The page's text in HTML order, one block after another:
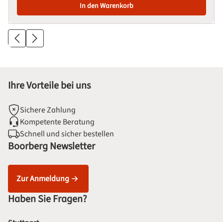
In den Warenkorb
Ihre Vorteile bei uns
Sichere Zahlung
Kompetente Beratung
Schnell und sicher bestellen
Boorberg Newsletter
Zur Anmeldung
Haben Sie Fragen?